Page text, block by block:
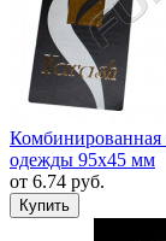
Комбинированная
одежды 95х45 мм
от 6.74 руб.